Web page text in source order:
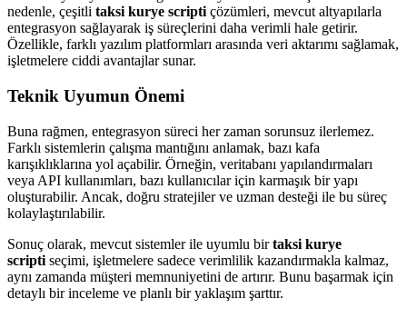
nedenle, çeşitli taksi kurye scripti çözümleri, mevcut altyapılarla
entegrasyon sağlayarak iş süreçlerini daha verimli hale getirir.
Özellikle, farklı yazılım platformları arasında veri aktarımı sağlamak,
işletmelere ciddi avantajlar sunar.
Teknik Uyumun Önemi
Buna rağmen, entegrasyon süreci her zaman sorunsuz ilerlemez.
Farklı sistemlerin çalışma mantığını anlamak, bazı kafa
karışıklıklarına yol açabilir. Örneğin, veritabanı yapılandırmaları
veya API kullanımları, bazı kullanıcılar için karmaşık bir yapı
oluşturabilir. Ancak, doğru stratejiler ve uzman desteği ile bu süreç
kolaylaştırılabilir.
Sonuç olarak, mevcut sistemler ile uyumlu birtaksi kurye
scripti seçimi, işletmelere sadece verimlilik kazandırmakla kalmaz,
aynı zamanda müşteri memnuniyetini de artırır. Bunu başarmak için
detaylı bir inceleme ve planlı bir yaklaşım şarttır.